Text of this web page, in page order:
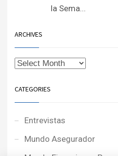
la Sema...
ARCHIVES
CATEGORIES
Entrevistas
Mundo Asegurador